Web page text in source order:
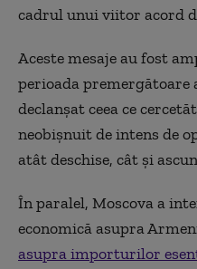
cadrul unui viitor acord
Aceste mesaje au fost
perioada premergătoare
declanșat ceea ce
neobișnuit de intens de
atât deschise, cât și
În paralel, Moscova a
economică asupra
asupra importurilor